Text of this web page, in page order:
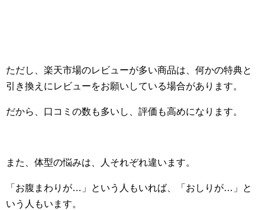
ただし、楽天市場のレビューが多い商品は、何かの特典と
引き換えにレビューをお願いしている場合があります。
だから、口コミの数も多いし、評価も高めになります。
また、体型の悩みは、人それぞれ違います。
「お腹まわりが…」という人もいれば、「おしりが…」と
いう人もいます。